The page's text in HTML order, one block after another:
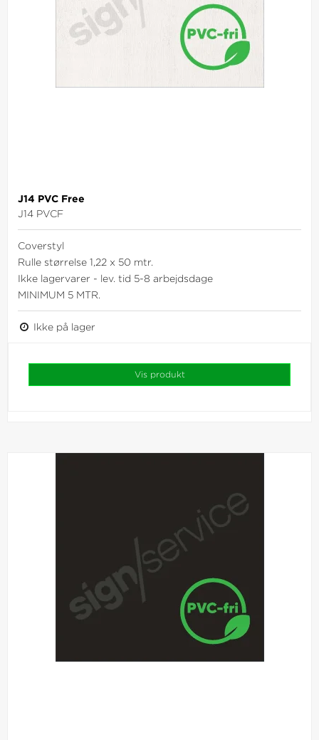
J14 PVC Free
J14 PVCF
Coverstyl
Rulle størrelse 1,22 x 50 mtr.
Ikke lagervarer - lev. tid 5-8 arbejdsdage
MINIMUM 5 MTR.
Ikke på lager
Vis produkt